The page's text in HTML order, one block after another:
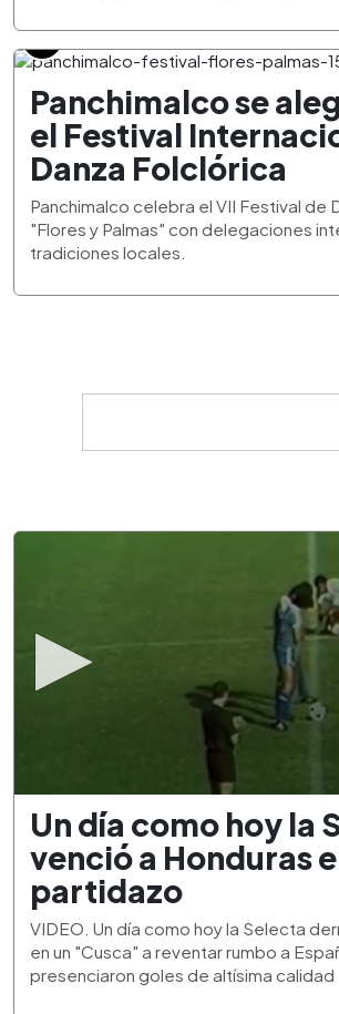
Panchimalco se
el Festival
Danza Folclórica
Panchimalco celebra el VII Festival de
"Flores y Palmas" con delegaciones
tradiciones locales.
seconds
minute,
53
seconds
Un día como hoy la
venció a Honduras
partidazo
VIDEO. Un día como hoy la Selecta
en un "Cusca" a reventar rumbo a
presenciaron goles de altísima calidad